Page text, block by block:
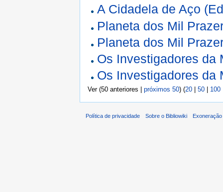
A Cidadela de Aço
Planeta dos Mil
Planeta dos Mil
Os Investigadores da
Os Investigadores da
Ver (50 anteriores | próximos 50) (20 | 50 | 100
Política de privacidade Sobre o Bibliowiki